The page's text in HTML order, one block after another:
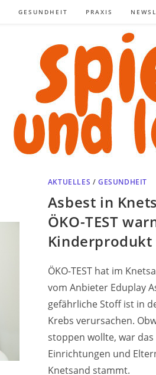
GESUNDHEIT PRAXIS
AKTUELLES /GESUNDHEIT
Asbest in
ÖKO-TEST
Kinderprodukt
ÖKO-TEST hat im
vom Anbieter Eduplay
gefährliche Stoff ist in
Krebs verursachen.
stoppen wollte, war
Einrichtungen und
Knetsand stammt.